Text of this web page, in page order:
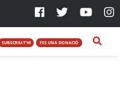
SUBSCRIU-T'HI FES UNA DONACIÓ